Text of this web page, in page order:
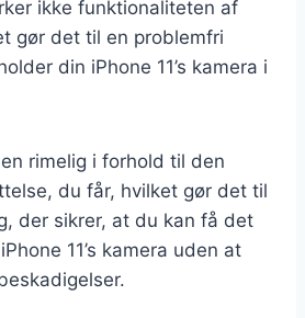
ikke funktionaliteten af
gør det til en problemfri
din iPhone 11’s kamera i
rimelig i forhold til den
du får, hvilket gør det til
der sikrer, at du kan få det
11’s kamera uden at